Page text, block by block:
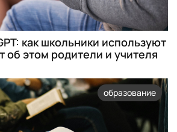
как школьники используют
об этом родители и учителя
образование